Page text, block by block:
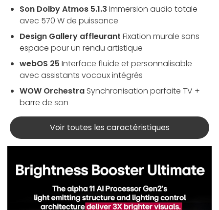
Son Dolby Atmos 5.1.3 Immersion audio totale
avec 570 W de puissance
Design Gallery affleurant Fixation murale sans
espace pour un rendu artistique
webOS 25 Interface fluide et personnalisable
avec assistants vocaux intégrés
WOW Orchestra Synchronisation parfaite TV +
barre de son
Voir toutes les caractéristiques